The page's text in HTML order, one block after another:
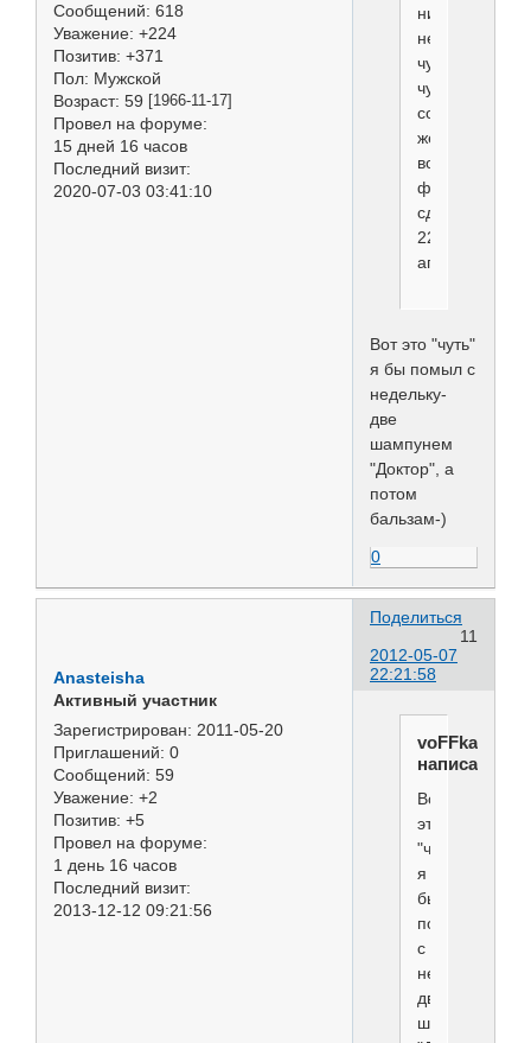
Сообщений: 618
Уважение: +224
Позитив: +371
Пол: Мужской
Возраст: 59 [1966-11-17]
Провел на форуме:
15 дней 16 часов
Последний визит:
2020-07-03 03:41:10
ничего
нет,
чуть-
чуточки
совсем
желтизны
вот
фото,
сделано
22
апреля
Вот это "чуть"
я бы помыл с
недельку-
две
шампунем
"Доктор", а
потом
бальзам-)
0
Поделиться
11
2012-05-07
22:21:58
Anasteisha
Активный участник
Зарегистрирован: 2011-05-20
Приглашений: 0
Сообщений: 59
Уважение: +2
Позитив: +5
Провел на форуме:
1 день 16 часов
Последний визит:
2013-12-12 09:21:56
voFFka
написал(а):
Вот
это
"чуть"
я
бы
помыл
с
недельку-
две
шампунем